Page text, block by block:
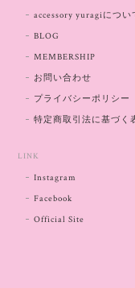
accessory yuragiについ
BLOG
MEMBERSHIP
お問い合わせ
プライバシーポリシー
特定商取引法に基づく
LINK
Instagram
Facebook
Official Site